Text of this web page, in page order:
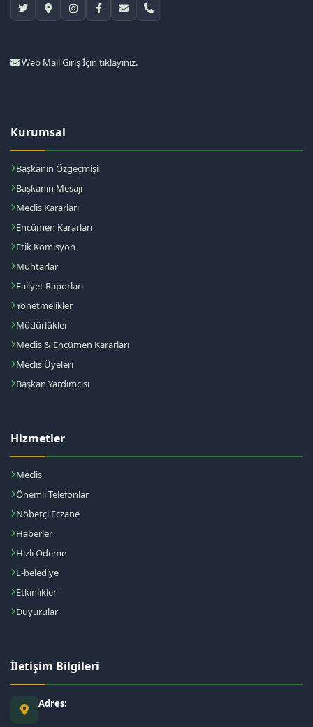
Web Mail Giriş İçin tıklayınız.
Kurumsal
Başkanın Özgeçmişi
Başkanın Mesajı
Meclis Kararları
Encümen Kararları
Etik Komisyon
Muhtarlar
Faliyet Raporları
Yönetmelikler
Müdürlükler
Meclis & Encümen Kararları
Meclis Üyeleri
Başkan Yardımcısı
Hizmetler
Meclis
Önemli Telefonlar
Nöbetçi Eczane
Haberler
Hızlı Ödeme
E-belediye
Etkinlikler
Duyurular
İletişim Bilgileri
Adres: